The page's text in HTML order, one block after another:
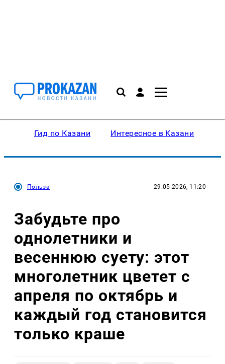
Гид по Казани Интересное в Казани
Польза 29.05.2026, 11:20
Забудьте про
однолетники и
весеннюю суету: этот
многолетник цветет с
апреля по октябрь и
каждый год становится
только краше